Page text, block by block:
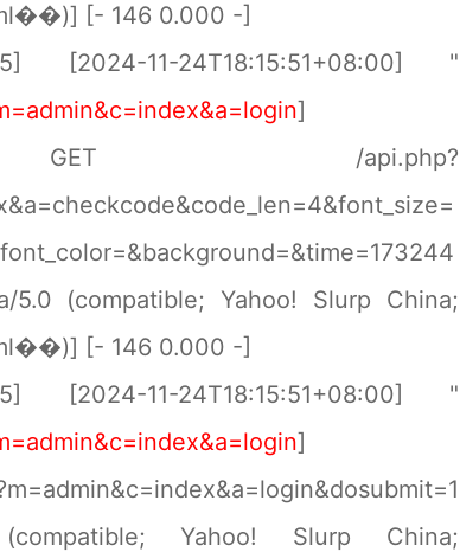
[- 146 0.000 -]
[2024-11-24T18:15:51+08:00] "
]
GET /api.php?
5.0 (compatible; Yahoo! Slurp China;
[- 146 0.000 -]
[2024-11-24T18:15:51+08:00] "
]
Yahoo! Slurp China;